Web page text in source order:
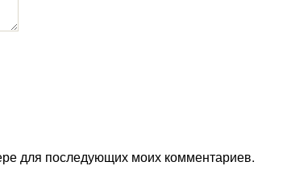
для последующих моих комментариев.